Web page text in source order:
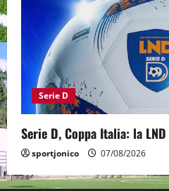
Serie D
Serie D, Coppa Italia: la
sportjonico 07/08/2026